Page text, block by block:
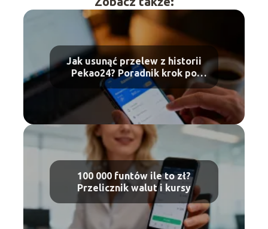
Jak usunąć przelew z historii
Pekao24? Poradnik krok po
kroku
100 000 funtów ile to zł?
Przelicznik walut i kursy